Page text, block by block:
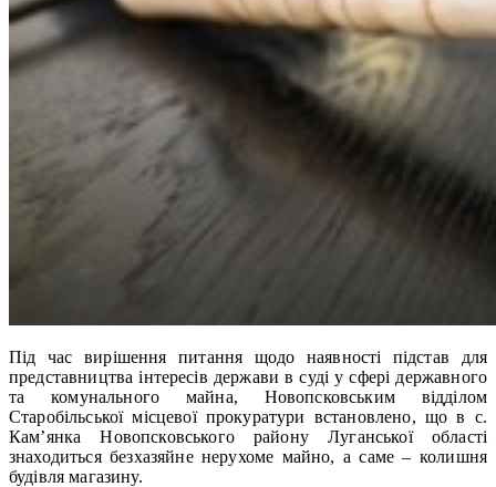
Під час вирішення питання щодо наявності підстав для
представництва інтересів держави в суді у сфері державного
та комунального майна, Новопсковським відділом
Старобільської місцевої прокуратури встановлено, що в с.
Кам’янка Новопсковського району Луганської області
знаходиться безхазяйне нерухоме майно, а саме – колишня
будівля магазину.